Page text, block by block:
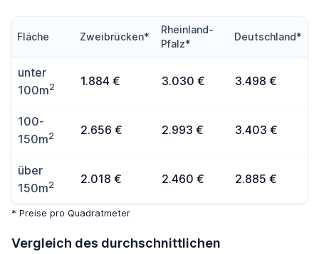
Fläche Zweibrücken*
Rheinland-
Pfalz*
Deutschland*
unter
100m2 1.884 € 3.030 € 3.498 €
100-
150m2 2.656 € 2.993 € 3.403 €
über
150m2 2.018 € 2.460 € 2.885 €
* Preise pro Quadratmeter
Vergleich des durchschnittlichen